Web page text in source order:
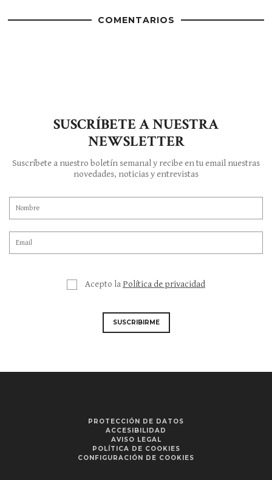
COMENTARIOS
SUSCRÍBETE A NUESTRA
NEWSLETTER
Suscríbete a nuestro boletín semanal y recibe en tu email nuestras
novedades, noticias y entrevistas
Acepto la Política de privacidad
SUSCRIBIRME
PROTECCIÓN DE DATOS
ACCESIBILIDAD
AVISO LEGAL
POLÍTICA DE COOKIES
CONFIGURACIÓN DE COOKIES